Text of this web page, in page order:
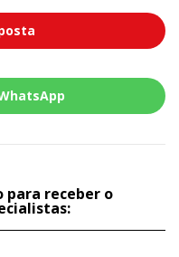
para receber o